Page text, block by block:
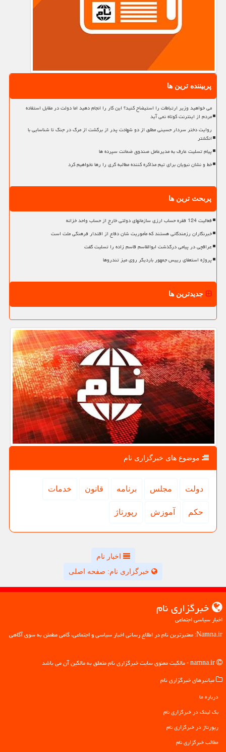
پربیننده ترین ها
می خواهید وزیر ارتباطات را استیضاح کنید؟ این کار را انجام دهید اما دولت در مقابل استفاده
مردم از اینترنت کوتاه نمی آید
روایت دختر سردار حسینی مطلق از دو شهادت پدر از برگشت از مرگ در جنگ تا شناسایی با
انگشتر
پیام تسلیت عارف به مدیرعامل صندوق ضمانت سپرده ها
خط و نشان نبویان برای تیم مذاکره کننده مطالبه گری را رها نخواهیم کرد
پربحث ترین ها
فعالیت 124 فقره حساب ارزی سازمانهای دولتی خارج از حساب واحد خزانه
خبرنگاران رزمندگانی هستند که مأموریت شان دفاع از اقتدار فرهنگی ملت است
عراقچی در پیامی درگذشت ابوالقاسم قاسم زاده را تسلیت گفت
پروژه استعفای رییس جمهور باردیگر روی میز تندروها
جدیدترین ها
موضوع های خبرگزاری نام
دولت مجلس برنامه قانون خدمات
حكم آموزش رپورتاژ
اخبار نام
خبرگزاری نام: صفحه اصلی
خبرگزاری نام
اخبار سیاسی اجتماعی
Namna.ir: معتبرترین نام در اطلاع رسانی اخبار سیاسی و اجتماعی، گامی مطمئن به سوی آگاهی
میانبرهای خبرگزاری نام
درباره ما
بک لینک در خبرگزاری نام
رپورتاژ در خبرگزاری نام
مطالب خبرگزاری نام